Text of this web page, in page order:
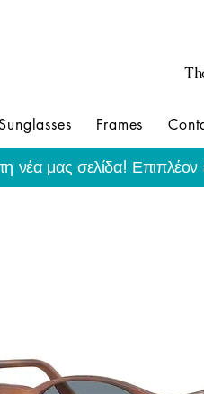
Frames
νέα μας σελίδα! Επιπλέον